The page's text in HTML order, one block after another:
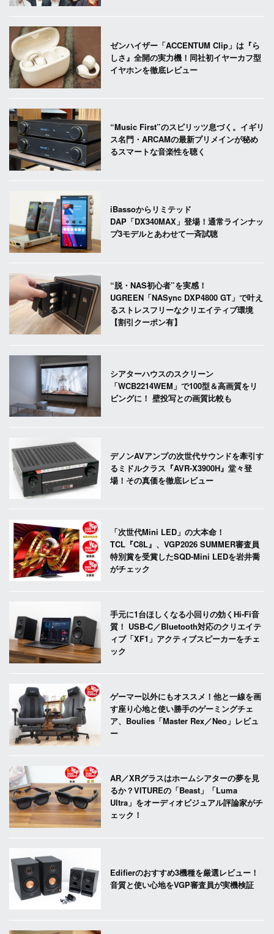
ゼンハイザー「ACCENTUM Clip」は『ら
しさ』全開の実力機！同社初イヤーカフ型
イヤホンを徹底レビュー
“Music First”のスピリッツ息づく。イギリ
ス名門・ARCAMの最新プリメインが秘め
るスマートな音楽性を聴く
iBassoからリミテッド
DAP「DX340MAX」登場！通常ラインナッ
プ3モデルとあわせて一斉試聴
“脱・NAS初心者”を実感！
UGREEN「NASync DXP4800 GT」で叶え
るストレスフリーなクリエイティブ環境
【割引クーポン有】
シアターハウスのスクリーン
「WCB2214WEM」で100型＆高画質をリ
ビングに！ 壁投写との画質比較も
デノンAVアンプの次世代サウンドを牽引す
るミドルクラス『AVR-X3900H』堂々登
場！その真価を徹底レビュー
「次世代Mini LED」の大本命！
TCL『C8L』、VGP2026 SUMMER審査員
特別賞を受賞したSQD-Mini LEDを岩井喬
がチェック
手元に1台ほしくなる小回りの効くHi-Fi音
質！ USB-C／Bluetooth対応のクリエイテ
ィブ「XF1」アクティブスピーカーをチェ
ック
ゲーマー以外にもオススメ！他と一線を画
す座り心地と使い勝手のゲーミングチェ
ア、Boulies「Master Rex／Neo」レビュ
ー
AR／XRグラスはホームシアターの夢を見
るか？VITUREの「Beast」「Luma
Ultra」をオーディオビジュアル評論家がチ
ェック！
Edifierのおすすめ3機種を厳選レビュー！
音質と使い心地をVGP審査員が実機検証